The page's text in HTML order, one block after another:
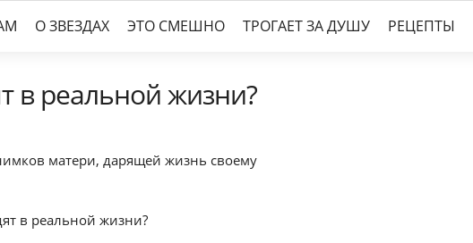
О ЗВЕЗДАХ ЭТО СМЕШНО ТРОГАЕТ ЗА ДУШУ РЕЦЕПТЫ
в реальной жизни?
матери, дарящей жизнь своему